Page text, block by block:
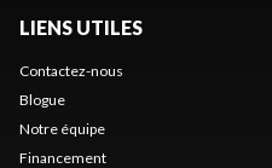
LIENS UTILES
Contactez-nous
Blogue
Notre équipe
Financement